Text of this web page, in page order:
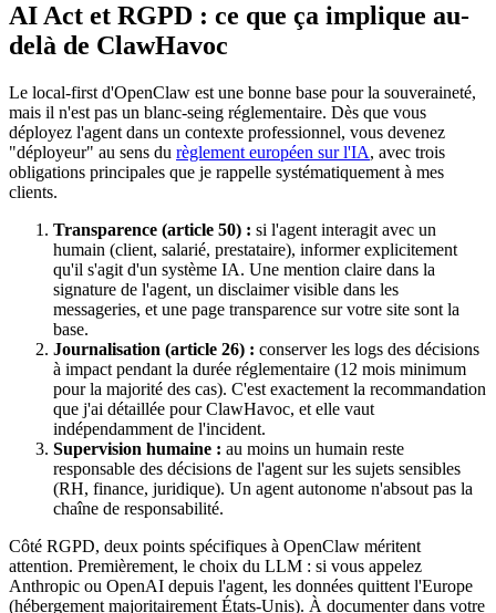
AI Act et RGPD : ce que ça implique au-
delà de ClawHavoc
Le local-first d'OpenClaw est une bonne base pour la souveraineté,
mais il n'est pas un blanc-seing réglementaire. Dès que vous
déployez l'agent dans un contexte professionnel, vous devenez
"déployeur" au sens du règlement européen sur l'IA, avec trois
obligations principales que je rappelle systématiquement à mes
clients.
Transparence (article 50) : si l'agent interagit avec un
humain (client, salarié, prestataire), informer explicitement
qu'il s'agit d'un système IA. Une mention claire dans la
signature de l'agent, un disclaimer visible dans les
messageries, et une page transparence sur votre site sont la
base.
Journalisation (article 26) : conserver les logs des décisions
à impact pendant la durée réglementaire (12 mois minimum
pour la majorité des cas). C'est exactement la recommandation
que j'ai détaillée pourClawHavoc, et elle vaut
indépendamment de l'incident.
Supervision humaine : au moins un humain reste
responsable des décisions de l'agent sur les sujets sensibles
(RH, finance, juridique). Un agent autonome n'absout pas la
chaîne de responsabilité.
Côté RGPD, deux points spécifiques à OpenClaw méritent
attention. Premièrement, le choix du LLM : si vous appelez
Anthropic ou OpenAI depuis l'agent, les données quittent l'Europe
(hébergement majoritairement États-Unis). À documenter dans votre